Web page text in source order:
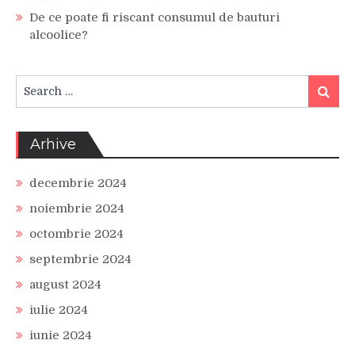
De ce poate fi riscant consumul de bauturi
alcoolice?
for:
Search
Arhive
decembrie 2024
noiembrie 2024
octombrie 2024
septembrie 2024
august 2024
iulie 2024
iunie 2024